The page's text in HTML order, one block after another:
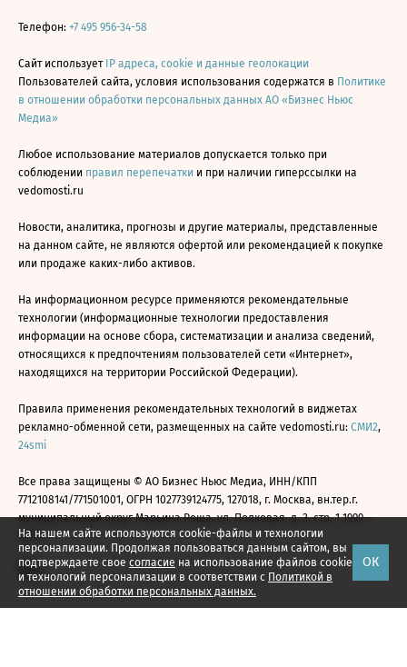
На нашем сайте используются cookie-файлы и технологии
персонализации. Продолжая пользоваться данным сайтом, вы
подтверждаете свое согласие на использование файлов cookie
и технологий персонализации в соответствии с Политикой в
отношении обработки персональных данных.
ОК
Телефон: +7 495 956-34-58
Сайт использует IP адреса, cookie и данные геолокации
Пользователей сайта, условия использования содержатся в Политике
в отношении обработки персональных данных АО «Бизнес Ньюс
Медиа»
Любое использование материалов допускается только при
соблюдении правил перепечатки и при наличии гиперссылки на
vedomosti.ru
Новости, аналитика, прогнозы и другие материалы, представленные
на данном сайте, не являются офертой или рекомендацией к покупке
или продаже каких-либо активов.
На информационном ресурсе применяются рекомендательные
технологии (информационные технологии предоставления
информации на основе сбора, систематизации и анализа сведений,
относящихся к предпочтениям пользователей сети «Интернет»,
находящихся на территории Российской Федерации).
Правила применения рекомендательных технологий в виджетах
рекламно-обменной сети, размещенных на сайте vedomosti.ru: СМИ2,
24smi
Все права защищены © АО Бизнес Ньюс Медиа, ИНН/КПП
7712108141/771501001, ОГРН 1027739124775, 127018, г. Москва, вн.тер.г.
муниципальный округ Марьина Роща, ул. Полковая, д. 3, стр. 1 1999—
2026